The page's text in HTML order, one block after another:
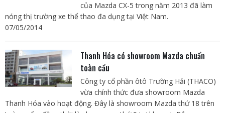
của Mazda CX-5 trong năm 2013 đã làm
nóng thị trường xe thể thao đa dụng tại Việt Nam.
07/05/2014
Thanh Hóa có showroom Mazda chuẩn
toàn cầu
Công ty cổ phần ôtô Trường Hải (THACO)
vừa chính thức đưa showroom Mazda
Thanh Hóa vào hoạt động. Đây là showroom Mazda thứ 18 trên